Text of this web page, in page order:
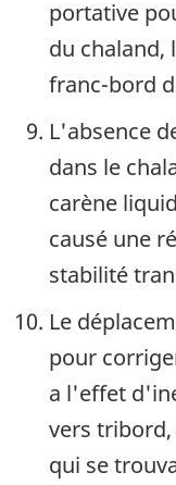
portative
du chaland,
franc-bord
L'absence
dans le
carène
causé une
stabilité
Le
pour
a l'effet
vers
qui se